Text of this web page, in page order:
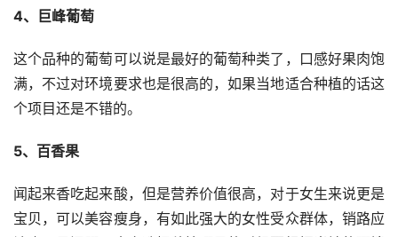
4、巨峰葡萄
这个品种的葡萄可以说是最好的葡萄种类了，口感好果肉饱
满，不过对环境要求也是很高的，如果当地适合种植的话这
个项目还是不错的。
5、 百香果
闻起来香吃起来酸，但是营养价值很高，对于女生来说更是
宝贝，可以美容瘦身，有如此强大的女性受众群体，销路应